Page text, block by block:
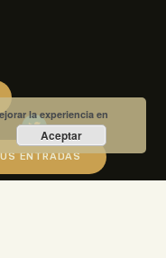
ENTRADAS
la experiencia en
Aceptar